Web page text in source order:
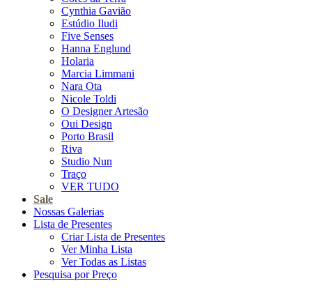
Cynthia Gavião
Estúdio Iludi
Five Senses
Hanna Englund
Holaria
Marcia Limmani
Nara Ota
Nicole Toldi
O Designer Artesão
Oui Design
Porto Brasil
Riva
Studio Nun
Traço
VER TUDO
Sale
Nossas Galerias
Lista de Presentes
Criar Lista de Presentes
Ver Minha Lista
Ver Todas as Listas
Pesquisa por Preço